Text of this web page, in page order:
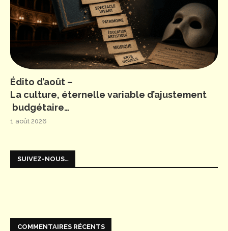
Édito d’août –
La culture, éternelle variable d’ajustement
budgétaire…
1 août 2026
SUIVEZ-NOUS…
COMMENTAIRES RÉCENTS